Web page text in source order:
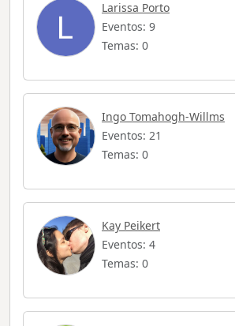
Larissa Porto
Eventos: 9
Temas: 0
Ingo Tomahogh-Willms
Eventos: 21
Temas: 0
Kay Peikert
Eventos: 4
Temas: 0